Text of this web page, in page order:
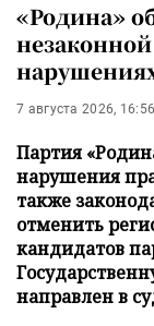
«Родина»
7 августа 2026, 16:56
Партия
нарушения
также
отменить
кандидатов
направлен в